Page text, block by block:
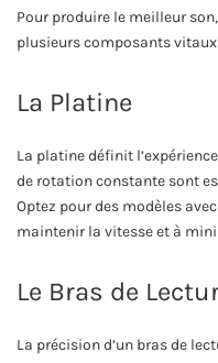
Pour produire le meilleur
plusieurs composants
La Platine
La platine définit
de rotation constante sont
Optez pour des modèles
maintenir la vitesse et à
Le Bras de
La précision d’un bras de